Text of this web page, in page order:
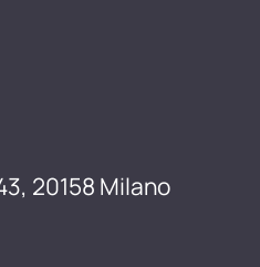
20158 Milano